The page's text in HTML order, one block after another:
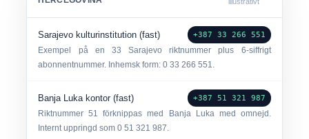
Sarajevo kulturinstitution (fast) +387 33 266 551
Exempel på en 33 Sarajevo riktnummer plus 6-siffrigt
abonnentnummer. Inhemsk form: 0 33 266 551.
Banja Luka kontor (fast) +387 51 321 987
Riktnummer51 förknippas med Banja Luka med omnejd.
Internt uppringd som 0 51 321 987.